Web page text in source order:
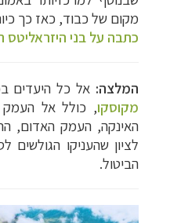
מקום של כבוד, כאז כך
כתבה על בני היזראליטס
המלצה: אל כל היעדים
מקוסקו, כולל אל העמק
האינקה, העמק האדום,
לציון שהעניקו הגולשים
הביטול.